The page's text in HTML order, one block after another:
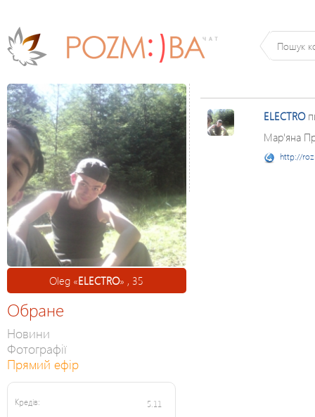
Oleg «ELECTRO» , 35
Обране
Новини
Фотографії
Прямий ефір
Кредів: 5.11
ELECTRO
Мар'яна
http://